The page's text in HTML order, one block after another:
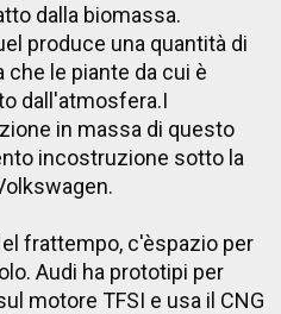
dalla biomassa.
produce una quantità di
che le piante da cui è
dall'atmosfera.I
in massa di questo
incostruzione sotto la
frattempo, c'èspazio per
Audi ha prototipi per
motore TFSI e usa il CNG